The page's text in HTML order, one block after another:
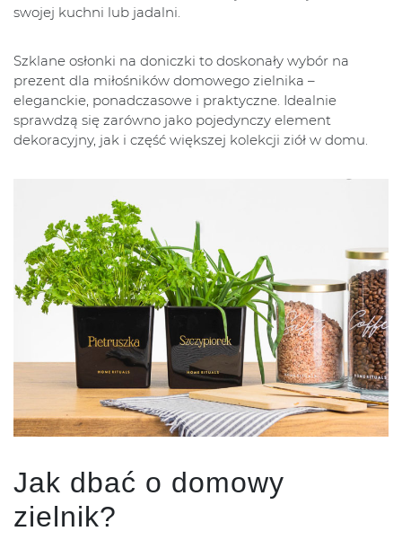
swojej kuchni lub jadalni.
Szklane osłonki na doniczki to doskonały wybór na
prezent dla miłośników domowego zielnika –
eleganckie, ponadczasowe i praktyczne. Idealnie
sprawdzą się zarówno jako pojedynczy element
dekoracyjny, jak i część większej kolekcji ziół w domu.
Jak dbać o domowy
zielnik?